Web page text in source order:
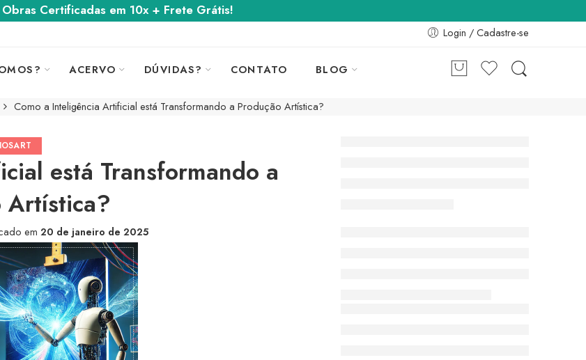
Obras Certificadas em 10x + Frete Grátis!
Login / Cadastre-se
ACERVO DÚVIDAS? CONTATO BLOG
Como a Inteligência Artificial está Transformando a Produção Artística?
está Transformando a
Artística?
em 20 de janeiro de 2025